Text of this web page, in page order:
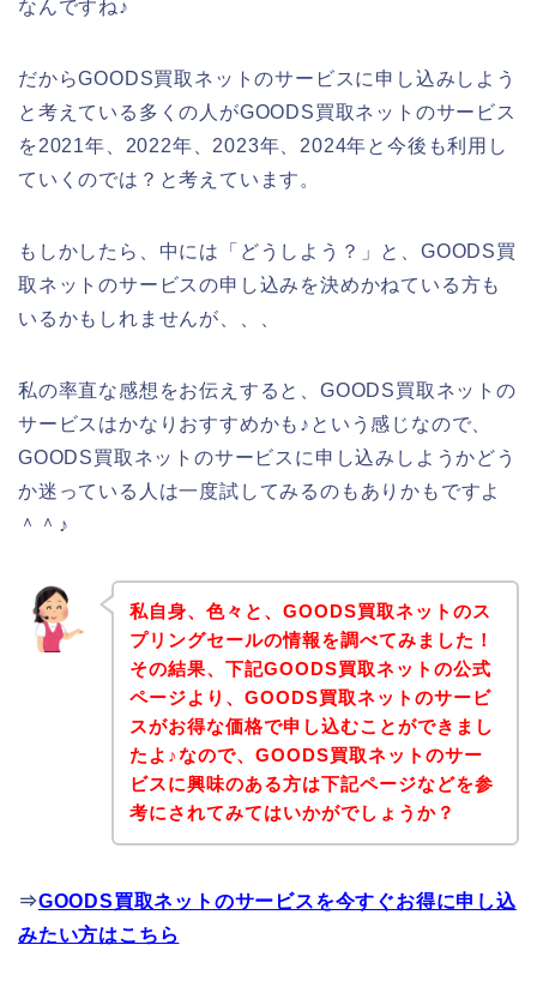
なんですね♪
だからGOODS買取ネットのサービスに申し込みしよう
と考えている多くの人がGOODS買取ネットのサービス
を2021年、2022年、2023年、2024年と今後も利用し
ていくのでは？と考えています。
もしかしたら、中には「どうしよう？」と、GOODS買
取ネットのサービスの申し込みを決めかねている方も
いるかもしれませんが、、、
私の率直な感想をお伝えすると、GOODS買取ネットの
サービスはかなりおすすめかも♪という感じなので、
GOODS買取ネットのサービスに申し込みしようかどう
か迷っている人は一度試してみるのもありかもですよ
＾＾♪
私自身、色々と、GOODS買取ネットのス
プリングセールの情報を調べてみました！
その結果、下記GOODS買取ネットの公式
ページより、GOODS買取ネットのサービ
スがお得な価格で申し込むことができまし
たよ♪なので、GOODS買取ネットのサー
ビスに興味のある方は下記ページなどを参
考にされてみてはいかがでしょうか？
⇒GOODS買取ネットのサービスを今すぐお得に申し込
みたい方はこちら